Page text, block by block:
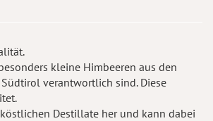
kleine Himbeeren aus den
verantwortlich sind. Diese
Destillate her und kann dabei